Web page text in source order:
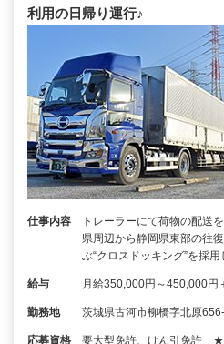
利用の日帰り運行♪
仕事内容
トレーラーにて荷物の配送
県周辺から静岡県東部の往
ぶ“クロスドッキング”を採
給与 月給350,000円～450,000円
勤務地 茨城県古河市柳橋字北原
応募資格 要大型免許、けん引免許 ★